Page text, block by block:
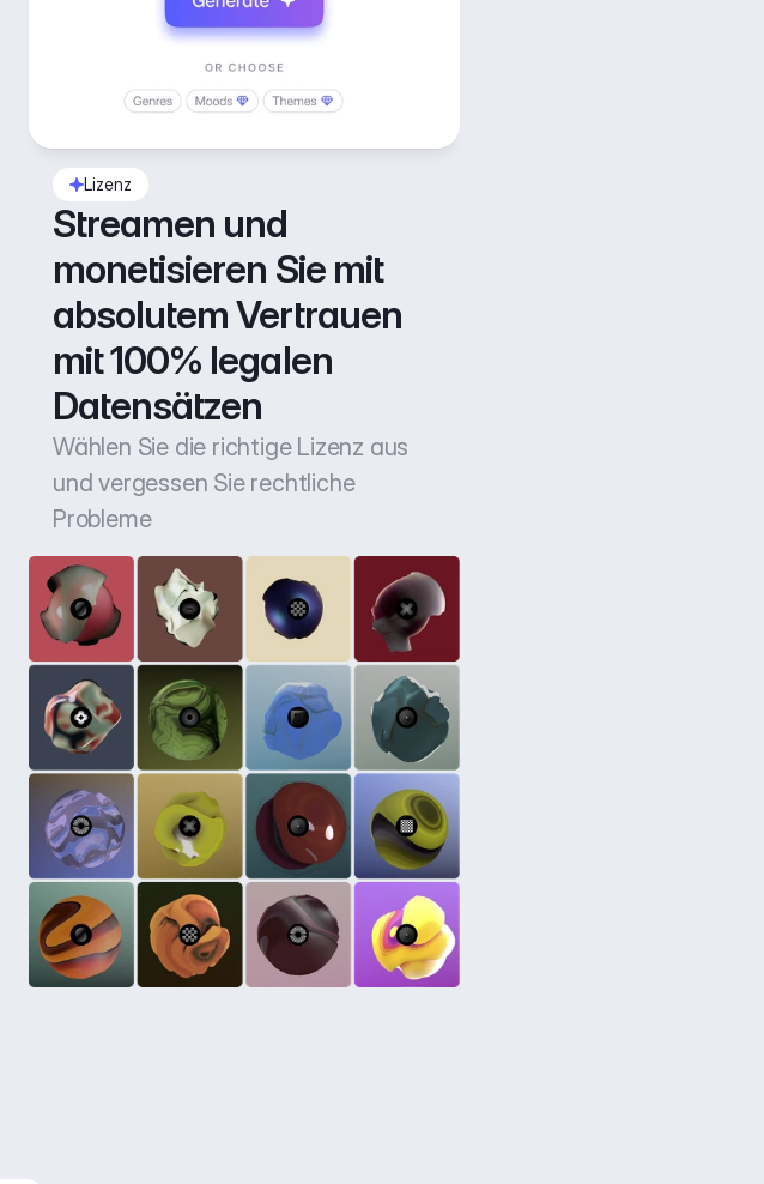
Lizenz
Streamen und
monetisieren Sie mit
absolutem Vertrauen
mit 100% legalen
Datensätzen
Wählen Sie die richtige Lizenz aus
und vergessen Sie rechtliche
Probleme